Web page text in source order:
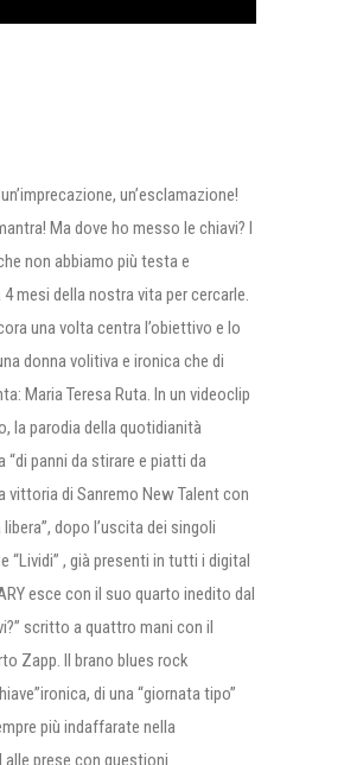
un’esclamazione!
Ma dove ho messo le chiavi? I
non abbiamo più testa e
mesi della nostra vita per cercarle.
una volta centra l’obiettivo e lo
donna volitiva e ironica che di
Maria Teresa Ruta. In un videoclip
la parodia della quotidianità
panni da stirare e piatti da
vittoria di Sanremo New Talent con
libera”, dopo l’uscita dei singoli
“Lividi” , già presenti in tutti i digital
esce con il suo quarto inedito dal
scritto a quattro mani con il
Zapp. Il brano blues rock
di una “giornata tipo”
più indaffarate nella
prese con questioni